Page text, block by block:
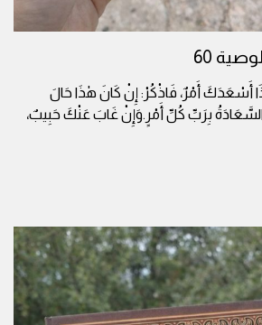
60
أَسْعَدَكَ أَمْرٌ، فَاذْكُرْ: إِنْ كَانَ هٰذَا حَالَ
السَّعَادَةُ بِرَبِّ كُلِّ أَمْرٍ.وَإِنْ غَابَ عَنْكَ حَبِيبٌ،